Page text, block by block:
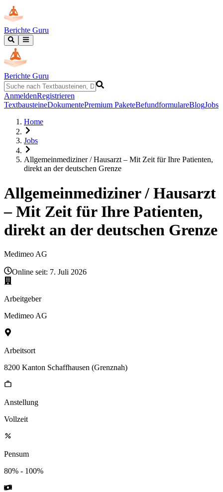
Berichte Guru
Berichte Guru
AnmeldenRegistrieren
TextbausteineDokumentePremium PaketeBefundformulareBlogJobs
Home
Jobs
Allgemeinmediziner / Hausarzt – Mit Zeit für Ihre Patienten,
direkt an der deutschen Grenze
Allgemeinmediziner / Hausarzt
– Mit Zeit für Ihre Patienten,
direkt an der deutschen Grenze
Medimeo AG
Online seit: 7. Juli 2026
Arbeitgeber
Medimeo AG
Arbeitsort
8200 Kanton Schaffhausen (Grenznah)
Anstellung
Vollzeit
Pensum
80% - 100%